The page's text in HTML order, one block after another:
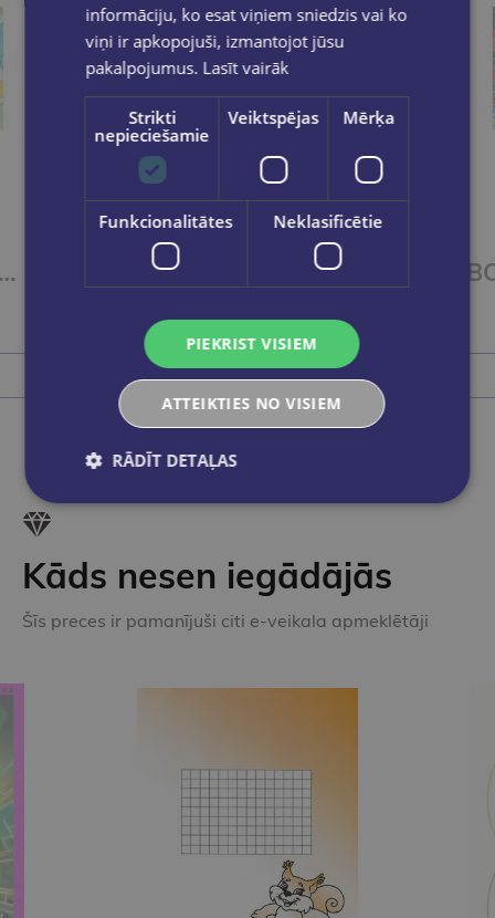
With Us + It Starts with Us BOOK SET OF 2 Titles: Alchemy of Secrets + Wild Reverence
€37.80
Ielikt grozā
Kāds nesen iegādājās
Šīs preces ir pamanījuši citi e-veikala apmeklētāji
informāciju, ko esat viņiem sniedzis vai ko
viņi ir apkopojuši, izmantojot jūsu
pakalpojumus. Lasīt vairāk
Strikti
nepieciešamie
Veiktspējas Mērķa
Funkcionalitātes Neklasificētie
PIEKRIST VISIEM
ATTEIKTIES NO VISIEM
RĀDĪT DETAĻAS